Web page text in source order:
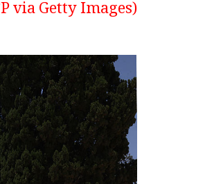
(Photo by HAZEM BADER/AFP via Getty Images)